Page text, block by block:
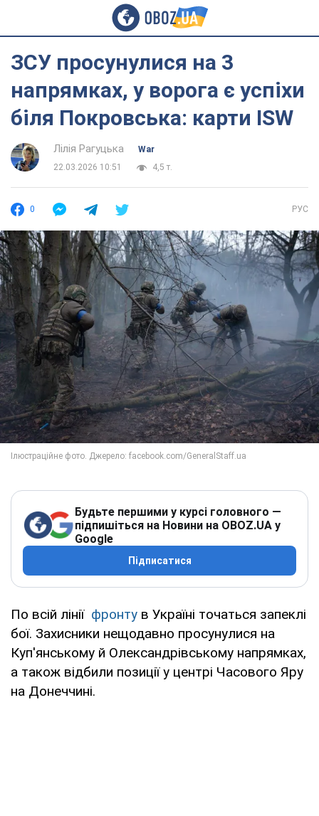
ЗСУ просунулися на 3
напрямках, у ворога є успіхи
біля Покровська: карти ISW
Лілія Рагуцька
War
22.03.2026 10:51
4,5 т.
0 РУС
Будьте першими у курсі головного —
підпишіться на Новини на OBOZ.UA у
Google
Підписатися
По всій лінії фронту в Україні точаться запеклі
бої. Захисники нещодавно просунулися на
Куп'янському й Олександрівському напрямках,
а також відбили позиції у центрі Часового Яру
на Донеччині.